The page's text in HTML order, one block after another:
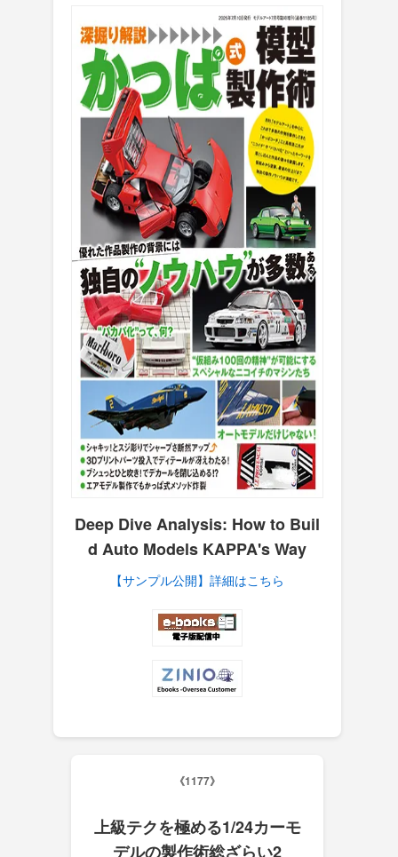
Deep Dive Analysis: How to Buil
d Auto Models KAPPA's Way
【サンプル公開】詳細はこちら
《1177》
上級テクを極める1/24カーモ
デルの製作術総ざらい2